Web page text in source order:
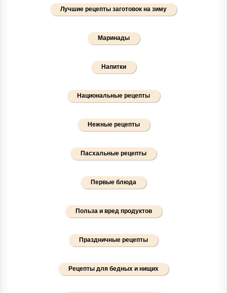
Лучшие рецепты заготовок на зиму
Маринады
Напитки
Национальные рецепты
Нежные рецепты
Пасхальные рецепты
Первые блюда
Польза и вред продуктов
Праздничные рецепты
Рецепты для бедных и нищих